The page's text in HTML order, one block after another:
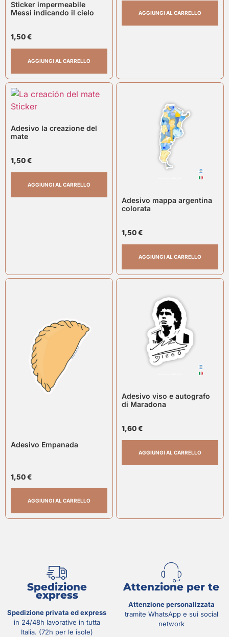
Sticker impermeabile
Messi indicando il cielo
1,50€
AGGIUNGI AL CARRELLO
AGGIUNGI AL CARRELLO
Adesivo la creazione del
mate
1,50€
AGGIUNGI AL CARRELLO
Adesivo mappa argentina
colorata
1,50€
AGGIUNGI AL CARRELLO
Adesivo Empanada
1,50€
AGGIUNGI AL CARRELLO
Adesivo viso e autografo
di Maradona
1,60€
AGGIUNGI AL CARRELLO
Spedizione
express
Spedizione privata ed express
in 24/48h lavorative in tutta
Italia. (72h per le isole)
Attenzione per te
Attenzione personalizzata
tramite WhatsApp e sui social
network